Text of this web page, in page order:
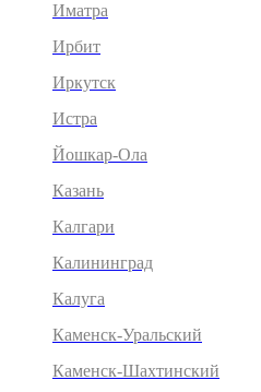
Иматра
Ирбит
Иркутск
Истра
Йошкар-Ола
Казань
Калгари
Калининград
Калуга
Каменск-Уральский
Каменск-Шахтинский